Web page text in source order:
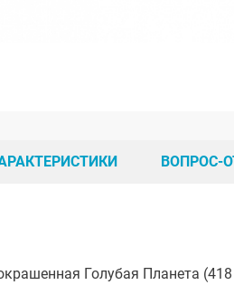
ВОПРОС-
Голубая Планета (418